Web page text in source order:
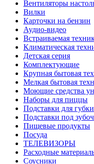
Вентиляторы
Вилки
Карточки на бензин
Аудио-видео
Встраиваемая
Климатическая
Детская серия
Комплектующие
Крупная бытовая
Мелкая бытовая
Моющие средства
Наборы для пиццы
Подставки для губки
Подставки под
Пищевые продукты
Посуда
ТЕЛЕВИЗОРЫ
Расходные
Соусники